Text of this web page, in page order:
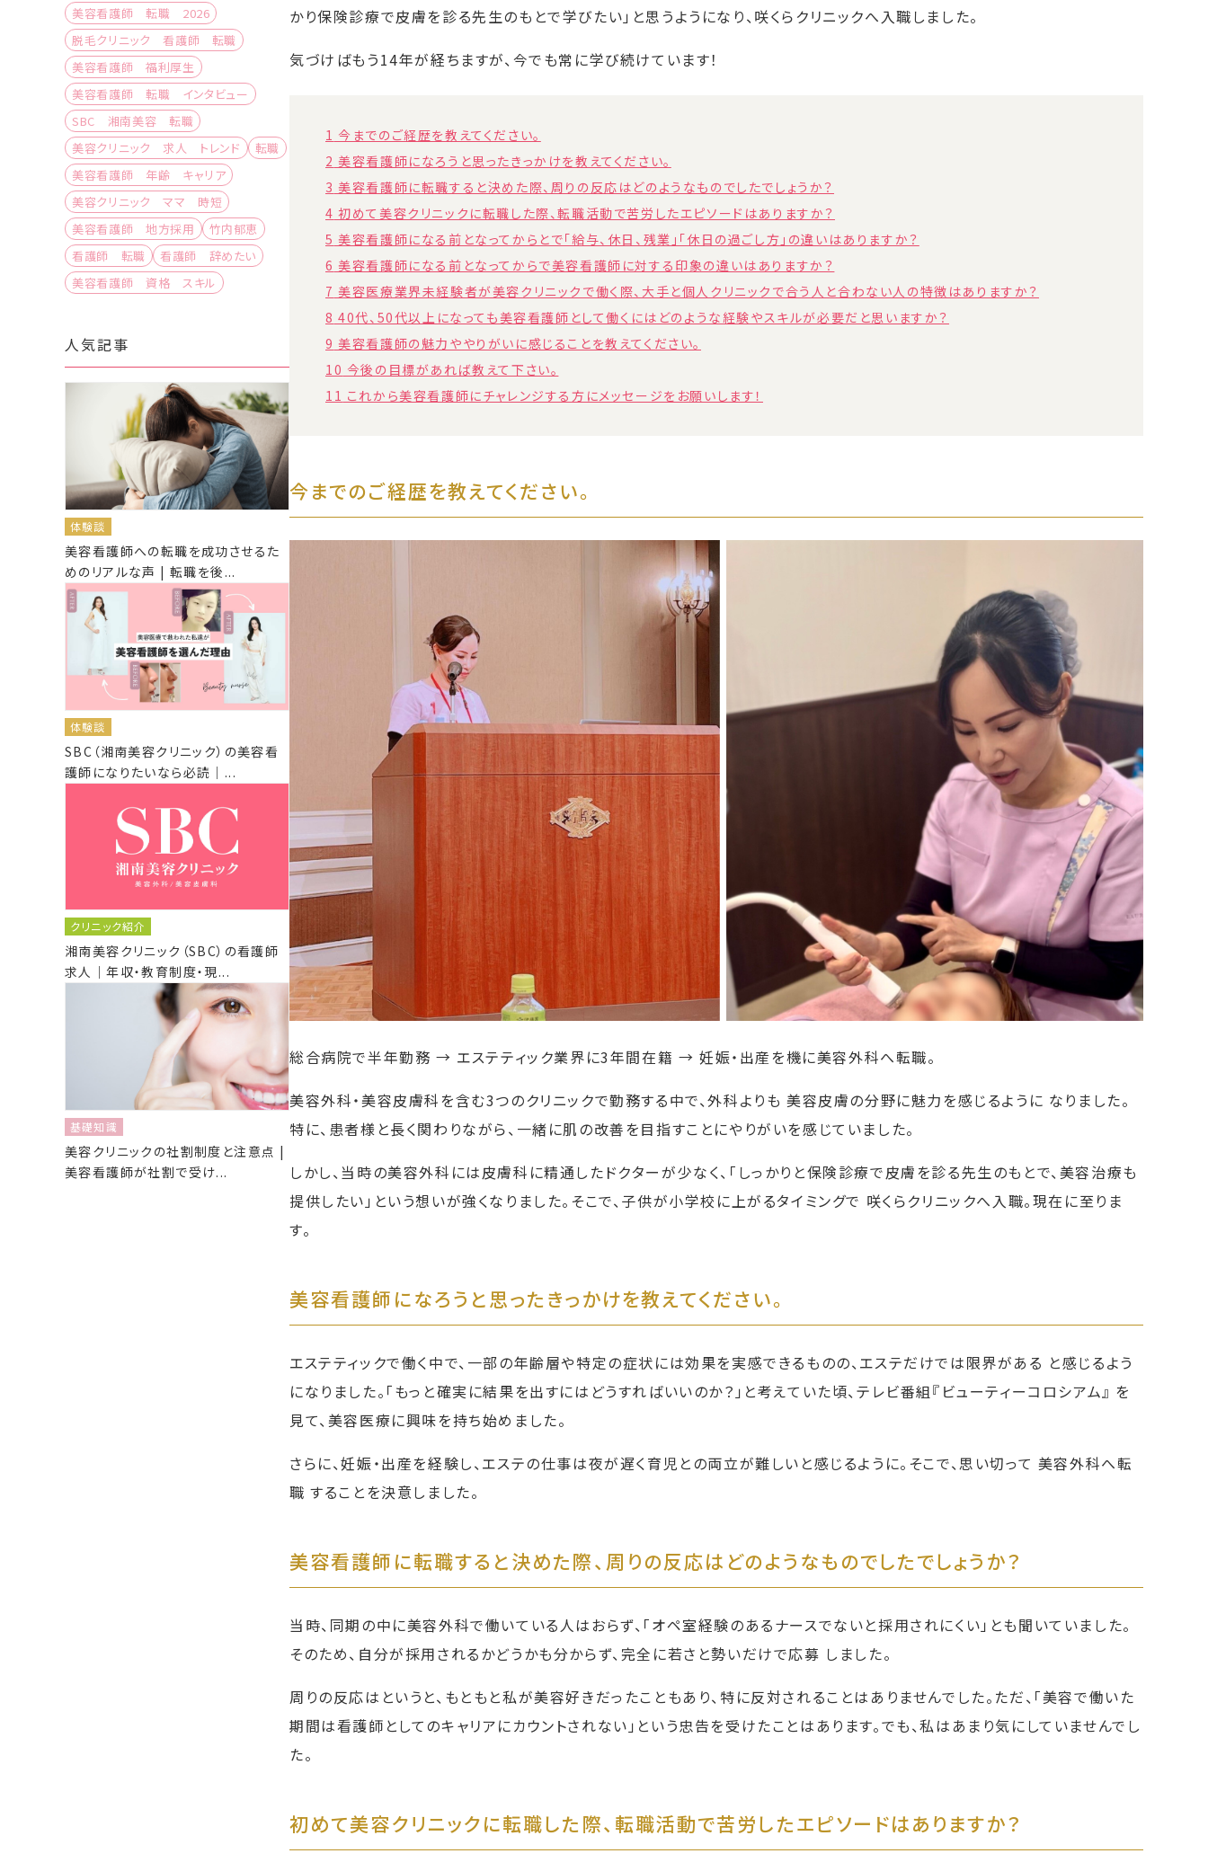
かり保険診療で皮膚を診る先生のもとで学びたい」と思うようになり、咲くらクリニックへ入職しました。
気づけばもう14年が経ちますが、今でも常に学び続けています！
1 今までのご経歴を教えてください。
2 美容看護師になろうと思ったきっかけを教えてください。
3 美容看護師に転職すると決めた際、周りの反応はどのようなものでしたでしょうか？
4 初めて美容クリニックに転職した際、転職活動で苦労したエピソードはありますか？
5 美容看護師になる前となってからとで「給与、休日、残業」「休日の過ごし方」の違いはありますか？
6 美容看護師になる前となってからで美容看護師に対する印象の違いはありますか？
7 美容医療業界未経験者が美容クリニックで働く際、大手と個人クリニックで合う人と合わない人の特徴はありますか？
8 40代、50代以上になっても美容看護師として働くにはどのような経験やスキルが必要だと思いますか？
9 美容看護師の魅力ややりがいに感じることを教えてください。
10 今後の目標があれば教えて下さい。
11 これから美容看護師にチャレンジする方にメッセージをお願いします！
今までのご経歴を教えてください。
総合病院で半年勤務 → エステティック業界に3年間在籍 → 妊娠・出産を機に美容外科へ転職。
美容外科・美容皮膚科を含む3つのクリニックで勤務する中で、外科よりも 美容皮膚の分野に魅力を感じるように なりました。
特に、患者様と長く関わりながら、一緒に肌の改善を目指すことにやりがいを感じていました。
しかし、当時の美容外科には皮膚科に精通したドクターが少なく、「しっかりと保険診療で皮膚を診る先生のもとで、美容治療も
提供したい」という想いが強くなりました。そこで、子供が小学校に上がるタイミングで 咲くらクリニックへ入職。現在に至りま
す。
美容看護師になろうと思ったきっかけを教えてください。
エステティックで働く中で、一部の年齢層や特定の症状には効果を実感できるものの、エステだけでは限界がある と感じるよう
になりました。「もっと確実に結果を出すにはどうすればいいのか？」と考えていた頃、テレビ番組『ビューティーコロシアム』 を
見て、美容医療に興味を持ち始めました。
さらに、妊娠・出産を経験し、エステの仕事は夜が遅く育児との両立が難しいと感じるように。そこで、思い切って 美容外科へ転
職 することを決意しました。
美容看護師に転職すると決めた際、周りの反応はどのようなものでしたでしょうか？
当時、同期の中に美容外科で働いている人はおらず、「オペ室経験のあるナースでないと採用されにくい」とも聞いていました。
そのため、自分が採用されるかどうかも分からず、完全に若さと勢いだけで応募 しました。
周りの反応はというと、もともと私が美容好きだったこともあり、特に反対されることはありませんでした。ただ、「美容で働いた
期間は看護師としてのキャリアにカウントされない」という忠告を受けたことはあります。でも、私はあまり気にしていませんでし
た。
初めて美容クリニックに転職した際、転職活動で苦労したエピソードはありますか？
美容看護師 転職 2026
脱毛クリニック 看護師 転職
美容看護師 福利厚生
美容看護師 転職 インタビュー
SBC 湘南美容 転職
美容クリニック 求人 トレンド
転職
美容看護師 年齢 キャリア
美容クリニック ママ 時短
美容看護師 地方採用
竹内郁恵
看護師 転職
看護師 辞めたい
美容看護師 資格 スキル
人気記事
体験談
美容看護師への転職を成功させるた
めのリアルな声 | 転職を後...
体験談
SBC（湘南美容クリニック）の美容看
護師になりたいなら必読｜...
クリニック紹介
湘南美容クリニック（SBC）の看護師
求人｜年収・教育制度・現...
基礎知識
美容クリニックの社割制度と注意点 |
美容看護師が社割で受け...